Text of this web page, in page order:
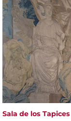
Sala de los Tapices